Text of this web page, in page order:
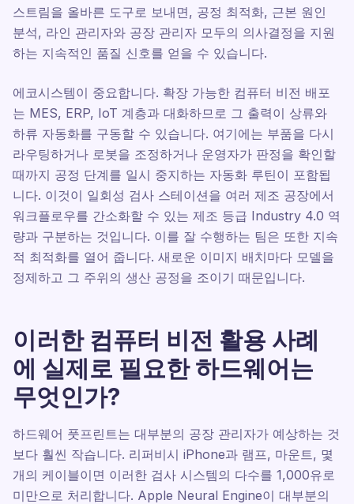
스트림을 올바른 도구로 보내면, 공정 최적화, 근본 원인
분석, 라인 관리자와 공장 관리자 모두의 의사결정을 지원
하는 지속적인 품질 신호를 얻을 수 있습니다.
에코시스템이 중요합니다. 확장 가능한 컴퓨터 비전 배포
는 MES, ERP, IoT 계층과 대화하므로 그 출력이 상류와
하류 자동화를 구동할 수 있습니다. 여기에는 부품을 다시
라우팅하거나 로봇을 조정하거나 운영자가 판정을 확인할
때까지 공정 단계를 일시 중지하는 자동화 루틴이 포함됩
니다. 이것이 일회성 검사 스테이션을 여러 제조 공장에서
워크플로우를 간소화할 수 있는 제조 등급 Industry 4.0 역
량과 구분하는 것입니다. 이를 잘 수행하는 팀은 또한 지속
적 최적화를 열어 줍니다. 새로운 이미지 배치마다 모델을
정제하고 그 주위의 생산 공정을 조이기 때문입니다.
이러한 컴퓨터 비전 활용 사례
에 실제로 필요한 하드웨어는
무엇인가?
하드웨어 풋프린트는 대부분의 공장 관리자가 예상하는 것
보다 훨씬 작습니다. 리퍼비시 iPhone과 램프, 마운트, 몇
개의 케이블이면 이러한 검사 시스템의 다수를 1,000유로
미만으로 처리합니다. Apple Neural Engine이 대부분의